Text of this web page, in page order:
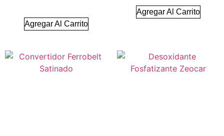
Agregar Al Carrito
Agregar Al Carrito